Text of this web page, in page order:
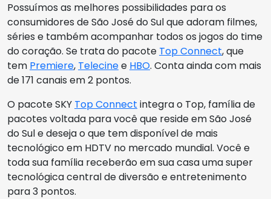
Possuímos as melhores possibilidades para os
consumidores de São José do Sul que adoram filmes,
séries e também acompanhar todos os jogos do time
do coração. Se trata do pacote Top Connect, que
tem Premiere, Telecinee HBO. Conta ainda com mais
de 171 canais em 2 pontos.
O pacote SKY Top Connect integra o Top, família de
pacotes voltada para você que reside em São José
do Sul e deseja o que tem disponível de mais
tecnológico em HDTV no mercado mundial. Você e
toda sua família receberão em sua casa uma super
tecnológica central de diversão e entretenimento
para 3 pontos.